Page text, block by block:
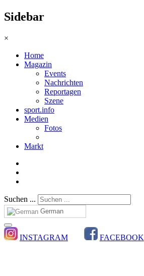
Sidebar
×
Home
Magazin
Events
Nachrichten
Reportagen
Szene
sport.info
Medien
Fotos
Markt
Suchen ...
German
INSTAGRAM FACEBOOK